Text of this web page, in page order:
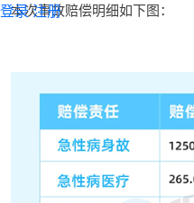
登录注册
本次事故赔偿明细如下图：